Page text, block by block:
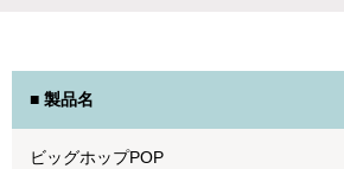
■ 製品名
ビッグホップPOP